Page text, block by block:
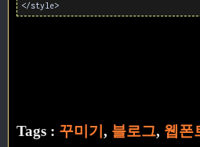
</style>
Tags : 꾸미기 , 블로그, 웹폰